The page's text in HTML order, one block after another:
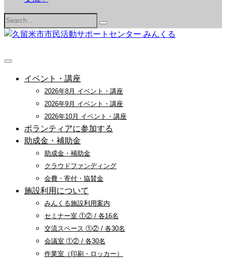
Search
for:
イベント・講座
2026年8月 イベント・講座
2026年9月 イベント・講座
2026年10月 イベント・講座
ボランティアに参加する
助成金・補助金
助成金・補助金
クラウドファンディング
会費・寄付・協賛金
施設利用について
みんくる施設利用案内
セミナー室 ①② / 各16名
交流スペース ①② / 各30名
会議室 ①② / 各30名
作業室（印刷・ロッカー）